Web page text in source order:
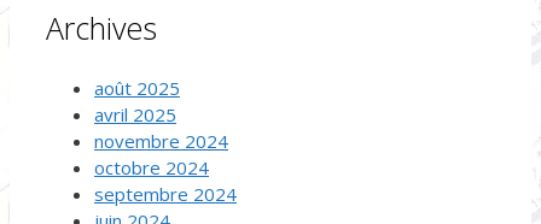
Archives
août 2025
avril 2025
novembre 2024
octobre 2024
septembre 2024